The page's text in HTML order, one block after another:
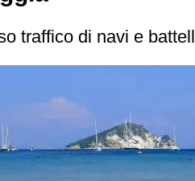
traffico di navi e